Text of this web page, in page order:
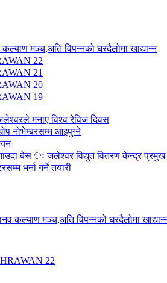
मञ्च,अति विपन्नको घरदैलोमा खाद्यान्न
22
21
20
19
मनाए विश्व रेविज दिवस
नोभेम्बरसम्म आइपुग्ने
बेस ः जलेश्वर विद्युत वितरण केन्द्र प्रमुख
भर्ना गर्ने तयारी
कल्याण मञ्च,अति विपन्नको घरदैलोमा
22